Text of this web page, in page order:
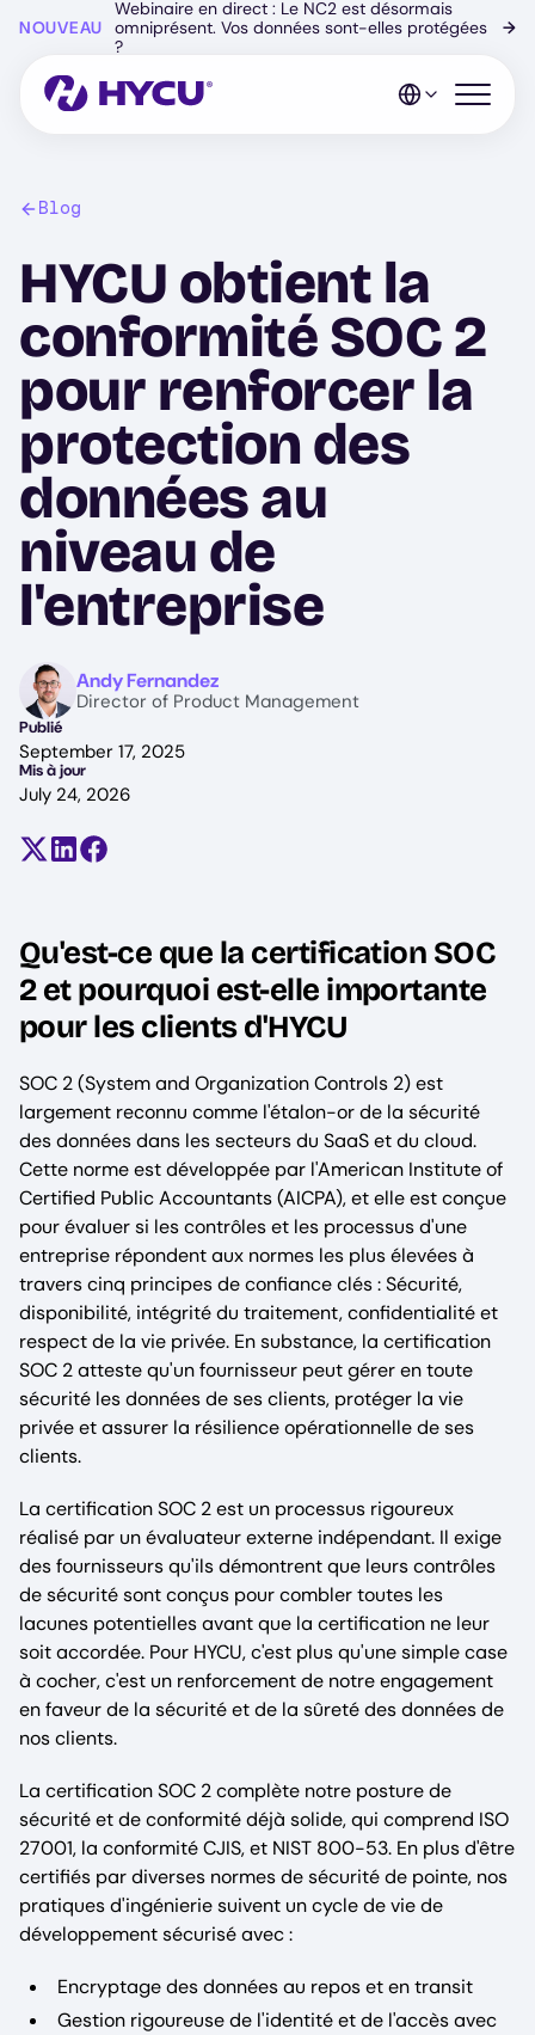
content
NOUVEAU
Webinaire en direct : Le NC2 est désormais
omniprésent. Vos données sont-elles protégées
?
→
Open
Blog
HYCU obtient la
conformité SOC 2
pour renforcer la
protection des
données au
niveau de
l'entreprise
Image Andy Fernandez
Director of Product Management
Publié
September 17, 2025
Mis à jour
July 24, 2026
Partager sur X (anciennement Twitter)
Partager sur LinkedIn
Partager sur Facebook
Qu'est-ce que la certification SOC
2 et pourquoi est-elle importante
pour les clients d'HYCU
SOC 2 (System and Organization Controls 2) est
largement reconnu comme l'étalon-or de la sécurité
des données dans les secteurs du SaaS et du cloud.
Cette norme est développée par l'American Institute of
Certified Public Accountants (AICPA), et elle est conçue
pour évaluer si les contrôles et les processus d'une
entreprise répondent aux normes les plus élevées à
travers cinq principes de confiance clés : Sécurité,
disponibilité, intégrité du traitement, confidentialité et
respect de la vie privée. En substance, la certification
SOC 2 atteste qu'un fournisseur peut gérer en toute
sécurité les données de ses clients, protéger la vie
privée et assurer la résilience opérationnelle de ses
clients.
La certification SOC 2 est un processus rigoureux
réalisé par un évaluateur externe indépendant. Il exige
des fournisseurs qu'ils démontrent que leurs contrôles
de sécurité sont conçus pour combler toutes les
lacunes potentielles avant que la certification ne leur
soit accordée. Pour HYCU, c'est plus qu'une simple case
à cocher, c'est un renforcement de notre engagement
en faveur de la sécurité et de la sûreté des données de
nos clients.
La certification SOC 2 complète notre posture de
sécurité et de conformité déjà solide, qui comprend ISO
27001, la conformité CJIS, et NIST 800-53. En plus d'être
certifiés par diverses normes de sécurité de pointe, nos
pratiques d'ingénierie suivent un cycle de vie de
développement sécurisé avec :
Encryptage des données au repos et en transit
Gestion rigoureuse de l'identité et de l'accès avec